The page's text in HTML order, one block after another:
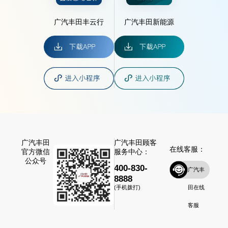
广汽丰田丰云行 广汽丰田新能源
广汽丰田
官方微信
公众号
广汽丰田顾客
服务中心：
400-830-
8888
(手机拨打)
在线客服：
广汽丰
田在线
客服